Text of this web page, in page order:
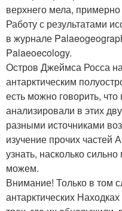
верхнего мела,
Работу с результатами
в журнале
Palaeoecology.
Остров Джеймса Росса
антарктическим
есть можно говорить,
анализировали в этих
разными источниками
изучение прочих частей
узнать, насколько
можем.
Внимание! Только в том
антарктических